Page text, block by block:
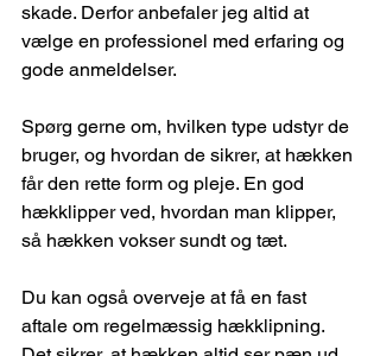
skade. Derfor anbefaler jeg altid at
vælge en professionel med erfaring og
gode anmeldelser.
Spørg gerne om, hvilken type udstyr de
bruger, og hvordan de sikrer, at hækken
får den rette form og pleje. En god
hækklipper ved, hvordan man klipper,
så hækken vokser sundt og tæt.
Du kan også overveje at få en fast
aftale om regelmæssig hækklipning.